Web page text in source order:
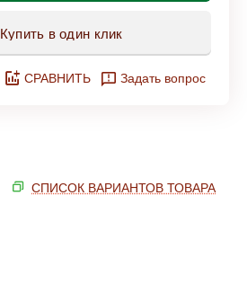
Купить в один клик
СРАВНИТЬ Задать вопрос
СПИСОК ВАРИАНТОВ ТОВАРА